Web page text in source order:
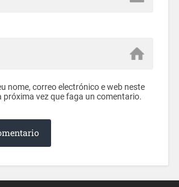
nome, correo electrónico e web neste
próxima vez que faga un comentario.